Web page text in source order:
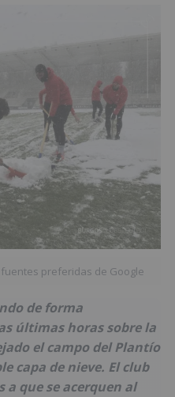
preferidas de Google
de forma
últimas horas sobre la
el campo del Plantío
capa de nieve. El club
que se acerquen al